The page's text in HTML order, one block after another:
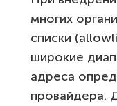
многих
списки
широкие
адреса
провайдера.